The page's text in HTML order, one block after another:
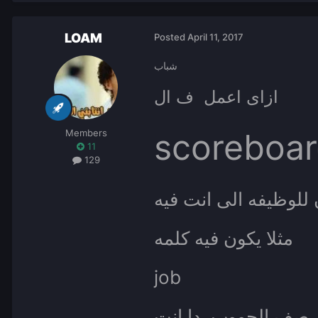
LOAM
Members
11
129
Posted April 11, 2017
شباب
ازاى اعمل ف ال
للوظيفه الى انت فيه
مثلا يكون فيه كلمه
job